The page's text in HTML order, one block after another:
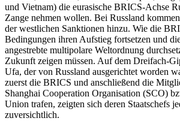
und Vietnam) die eurasische BRICS-Achse
Zange nehmen wollen. Bei Russland
der westlichen Sanktionen hinzu. Wie die
Bedingungen ihren Aufstieg fortsetzen und
angestrebte multipolare Weltordnung
Zukunft zeigen müssen. Auf dem Dreifach-
Ufa, der von Russland ausgerichtet worden
zuerst die BRICS und anschließend die
Shanghai Cooperation Organisation (SCO)
Union trafen, zeigten sich deren Staatschefs
zuversichtlich.